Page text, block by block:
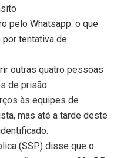
pelo Whatsapp: o que
tentativa de
outras quatro pessoas
de prisão
às equipes de
mas até a tarde deste
(SSP) disse que o